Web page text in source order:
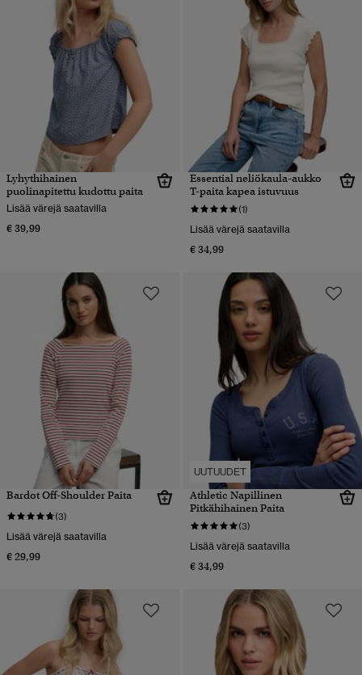
Lyhythihainen
puolinapitettu kudottu paita
Lisää värejä saatavilla
€ 39,99
Essential neliökaula-aukko
T-paita kapea istuvuus
(1)
Lisää värejä saatavilla
€ 34,99
Bardot Off-Shoulder Paita
(3)
Lisää värejä saatavilla
€ 29,99
UUTUUDET
Athletic Napillinen
Pitkähihainen Paita
(3)
Lisää värejä saatavilla
€ 34,99